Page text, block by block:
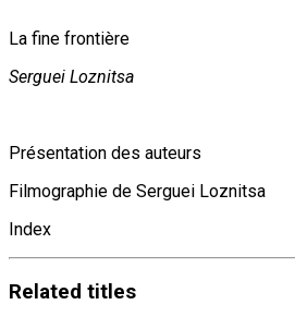
La fine frontière
Serguei Loznitsa
Présentation des auteurs
Filmographie de Serguei Loznitsa
Index
Related titles